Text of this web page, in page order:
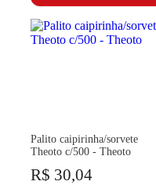
Palito caipirinha/sorvete
Theoto c/500 - Theoto
R$ 30,04